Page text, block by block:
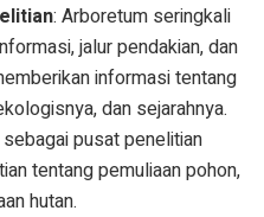
: Arboretum seringkali
jalur pendakian, dan
informasi tentang
dan sejarahnya.
pusat penelitian
tentang pemuliaan pohon,
hutan.